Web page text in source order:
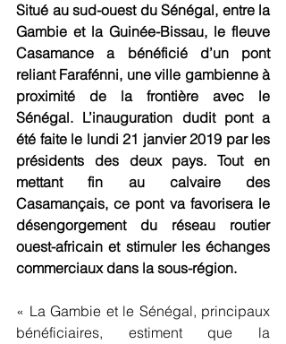
Situé au sud-ouest du Sénégal, entre la
Gambie et la Guinée-Bissau, le fleuve
Casamance a bénéficié d’un pont
reliant Farafénni, une ville gambienne à
proximité de la frontière avec le
Sénégal. L’inauguration dudit pont a
été faite le lundi 21 janvier 2019 par les
présidents des deux pays. Tout en
mettant fin au calvaire des
Casamançais, ce pont va favorisera le
désengorgement du réseau routier
ouest-africain et stimuler les échanges
commerciaux dans la sous-région.
« La Gambie et le Sénégal, principaux
bénéficiaires, estiment que la